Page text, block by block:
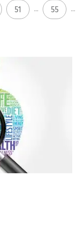
51 ... 55 ...